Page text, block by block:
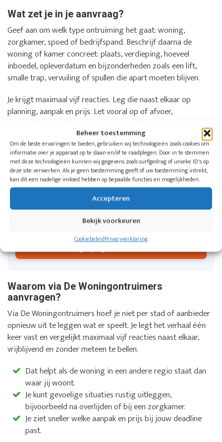
Beheer toestemming
Om de beste ervaringen te bieden, gebruiken wij technologieën zoals cookies om
informatie over je apparaat op te slaan en/of te raadplegen. Door in te stemmen
met deze technologieën kunnen wij gegevens zoals surfgedrag of unieke ID's op
deze site verwerken. Als je geen toestemming geeft of uw toestemming intrekt,
kan dit een nadelige invloed hebben op bepaalde functies en mogelijkheden.
Accepteren
Bekijk voorkeuren
CookiebeleidPrivacyverklaring
Wat zet je in je aanvraag?
Geef aan om welk type ontruiming het gaat: woning,
zorgkamer, spoed of bedrijfspand. Beschrijf daarna de
woning of kamer concreet: plaats, verdieping, hoeveel
inboedel, opleverdatum en bijzonderheden zoals een lift,
smalle trap, vervuiling of spullen die apart moeten blijven.
Je krijgt maximaal vijf reacties. Leg die naast elkaar op
planning, aanpak en prijs. Let vooral op of afvoer,
bezemschoon opleveren, eventuele opslag en extra
schoonmaak in de offerte staan.
Wil je weten welke aangesloten bedrijven
in jouw regio kunnen helpen?
Doe één aanvraag voor een woning, zorgkamer of
bedrijfspand. De Woningontruimers koppelt je aan
maximaal vijf ontruimingsbedrijven in jouw regio.
Vergelijk gratis offertes
Waarom via De Woningontruimers
aanvragen?
Via De Woningontruimers hoef je niet per stad of aanbieder
opnieuw uit te leggen wat er speelt. Je legt het verhaal één
keer vast en vergelijkt maximaal vijf reacties naast elkaar,
vrijblijvend en zonder meteen te bellen.
Dat helpt als de woning in een andere regio staat dan
waar jij woont.
Je kunt gevoelige situaties rustig uitleggen,
bijvoorbeeld na overlijden of bij een zorgkamer.
Je ziet sneller welke aanpak en prijs bij jouw deadline
past.